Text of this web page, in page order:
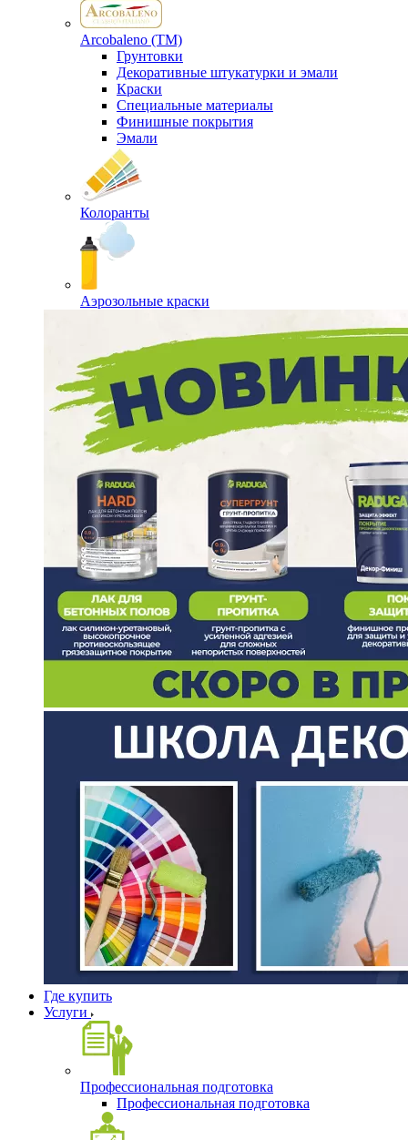
Arcobaleno (ТМ)
Грунтовки
Декоративные штукатурки и эмали
Краски
Специальные материалы
Финишные покрытия
Эмали
Колоранты
Аэрозольные краски
Где купить
Услуги
Профессиональная подготовка
Профессиональная подготовка